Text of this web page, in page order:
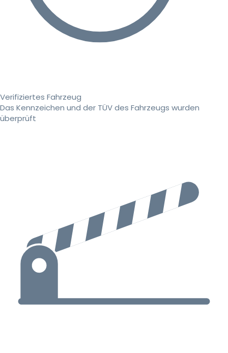
Verifiziertes Fahrzeug
Das Kennzeichen und der TÜV des Fahrzeugs wurden
überprüft